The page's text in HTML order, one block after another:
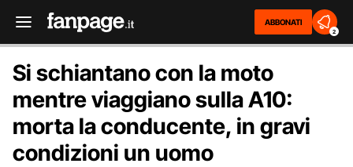
ABBONATI
2
Si schiantano con la moto
mentre viaggiano sulla A10:
morta la conducente, in gravi
condizioni un uomo